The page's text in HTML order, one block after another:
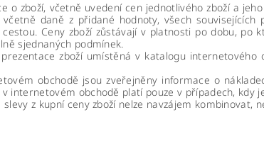
o zboží, včetně uvedení cen jednotlivého zboží a
včetně daně z přidané hodnoty, všech
Ceny zboží zůstávají v platnosti po dobu, po
sjednaných podmínek.
zboží umístěná v katalogu
obchodě jsou zveřejněny informace o
v internetovém obchodě platí pouze v případech, kdy
slevy z kupní ceny zboží nelze navzájem kombinovat,